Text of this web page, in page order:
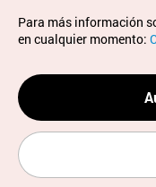
Copyrights ©
derechos reservados.
Para informes de
sitio web, dirija sus
spanish@knto.or.kr
Para más información
en cualquier momento: